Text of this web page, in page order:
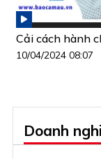
Cải cách hành
10/04/2024 08:07
Doanh